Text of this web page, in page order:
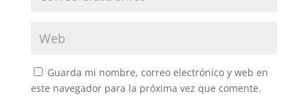
Guarda mi nombre, correo electrónico y web en
este navegador para la próxima vez que comente.